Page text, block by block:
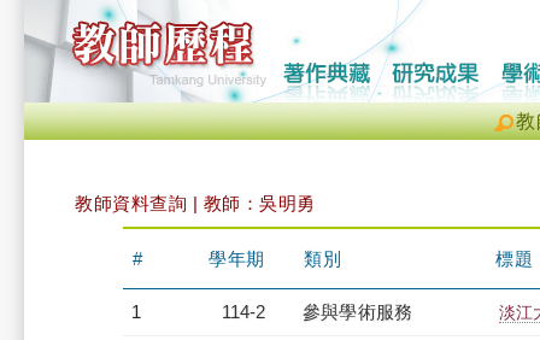
教
教師資料查詢 | 教師：吳明勇
# 學年期 類別 標題
1 114-2 參與學術服務 淡江